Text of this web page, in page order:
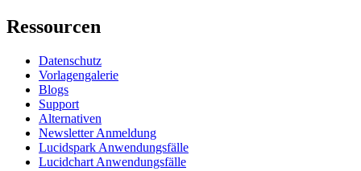
Ressourcen
Datenschutz
Vorlagengalerie
Blogs
Support
Alternativen
Newsletter Anmeldung
Lucidspark Anwendungsfälle
Lucidchart Anwendungsfälle